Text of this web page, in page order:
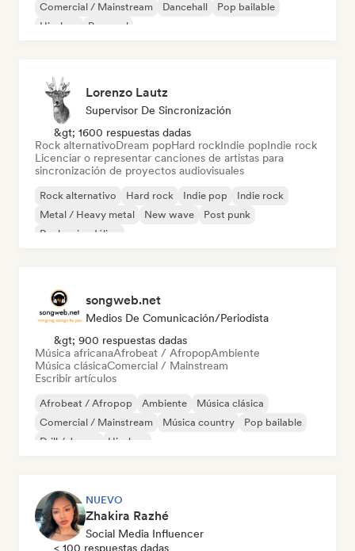
Comercial / Mainstream
Dancehall
Pop bailable
Hip-hop
Pop soul
Lorenzo Lautz
Supervisor De Sincronización
&gt; 1600 respuestas dadas
Rock alternativoDream popHard rockIndie popIndie rock
Licenciar o representar canciones de artistas para
sincronización de proyectos audiovisuales
Rock alternativo Hard rock Indie pop
Indie rock
Metal / Heavy metal
New wave
Post punk
Rock psicodélico
songweb.net
Medios De Comunicación/Periodista
&gt; 900 respuestas dadas
Música africanaAfrobeat / AfropopAmbiente
Música clásicaComercial / Mainstream
Escribir artículos
Afrobeat / Afropop Ambiente
Música clásica
Comercial / Mainstream
Música country
Pop bailable
Drill / Jersey
Hip-hop
NUEVO
Zhakira Razhé
Social Media Influencer
< 100 respuestas dadas